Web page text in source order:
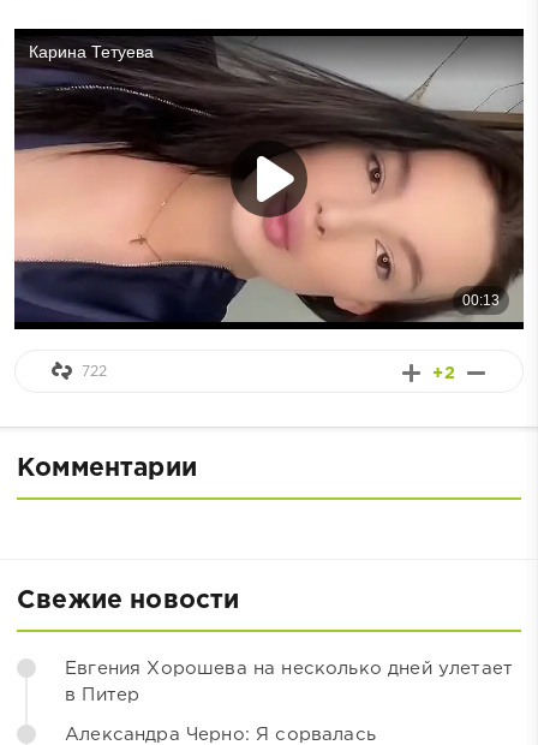
+2
722
Комментарии
Свежие новости
Евгения Хорошева на несколько дней улетает
в Питер
Александра Черно: Я сорвалась